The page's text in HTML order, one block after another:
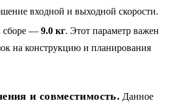
входной и выходной скорости.
сборе — 9.0 кг. Этот параметр важен
на конструкцию и планирования
и совместимость. Данное